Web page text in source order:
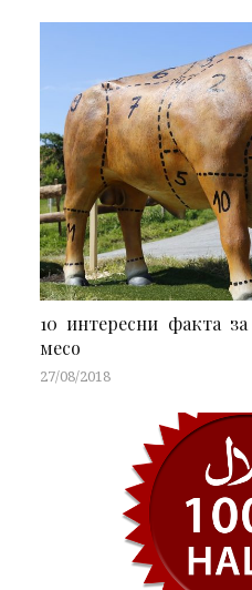
10 интересни факта
месо
27/08/2018